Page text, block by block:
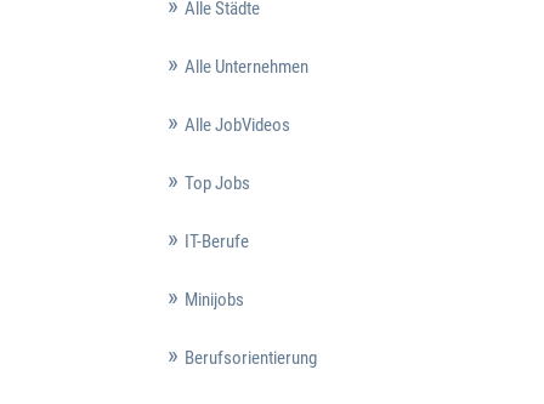
Alle Städte
Alle Unternehmen
Alle JobVideos
Top Jobs
IT-Berufe
Minijobs
Berufsorientierung